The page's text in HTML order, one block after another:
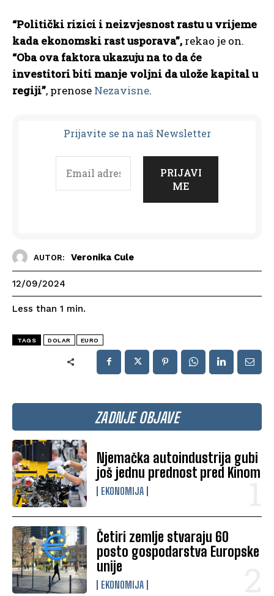
ZADNJE OBJAVE
Njemačka autoindustrija gubi
još jednu prednost pred Kinom
EKONOMIJA
Četiri zemlje stvaraju 60
posto gospodarstva Europske
unije
EKONOMIJA
“Politički rizici i neizvjesnost rastu u vrijeme
kada ekonomski rast usporava”, rekao je on.
“Oba ova faktora ukazuju na to da će
investitori biti manje voljni da ulože kapital u
regiji”, prenose Nezavisne.
Prijavite se na naš Newsletter
AUTOR: Veronika Cule
12/09/2024
Less than 1 min.
TAGS DOLAR EURO